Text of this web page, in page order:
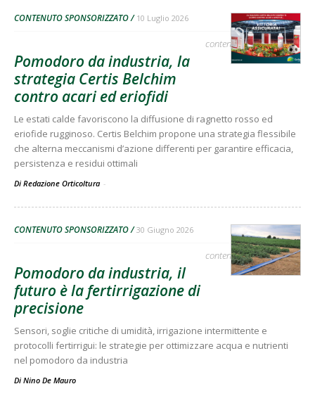
CONTENUTO SPONSORIZZATO 10 Luglio 2026
contenuto sponsorizzato
Pomodoro da industria, la
strategia Certis Belchim
contro acari ed eriofidi
Le estati calde favoriscono la diffusione di ragnetto rosso ed
eriofide rugginoso. Certis Belchim propone una strategia flessibile
che alterna meccanismi d’azione differenti per garantire efficacia,
persistenza e residui ottimali
Di Redazione Orticoltura -
CONTENUTO SPONSORIZZATO 30 Giugno 2026
contenuto sponsorizzato
Pomodoro da industria, il
futuro è la fertirrigazione di
precisione
Sensori, soglie critiche di umidità, irrigazione intermittente e
protocolli fertirrigui: le strategie per ottimizzare acqua e nutrienti
nel pomodoro da industria
Di Nino De Mauro